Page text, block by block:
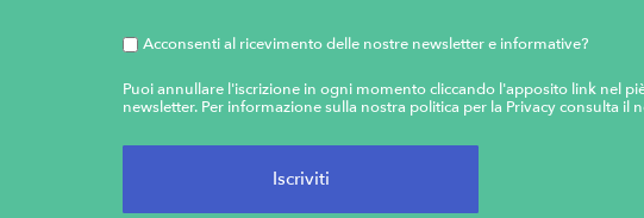
Acconsenti al ricevimento delle nostre newsletter e informative?
Puoi annullare l'iscrizione in ogni momento cliccando l'apposito link nel
newsletter. Per informazione sulla nostra politica per la Privacy consulta il